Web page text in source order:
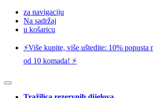
za navigaciju
Na sadržaj
u košaricu
⚡️Više kupite, više uštedite: 10% popusta
od 10 komada! ⚡️